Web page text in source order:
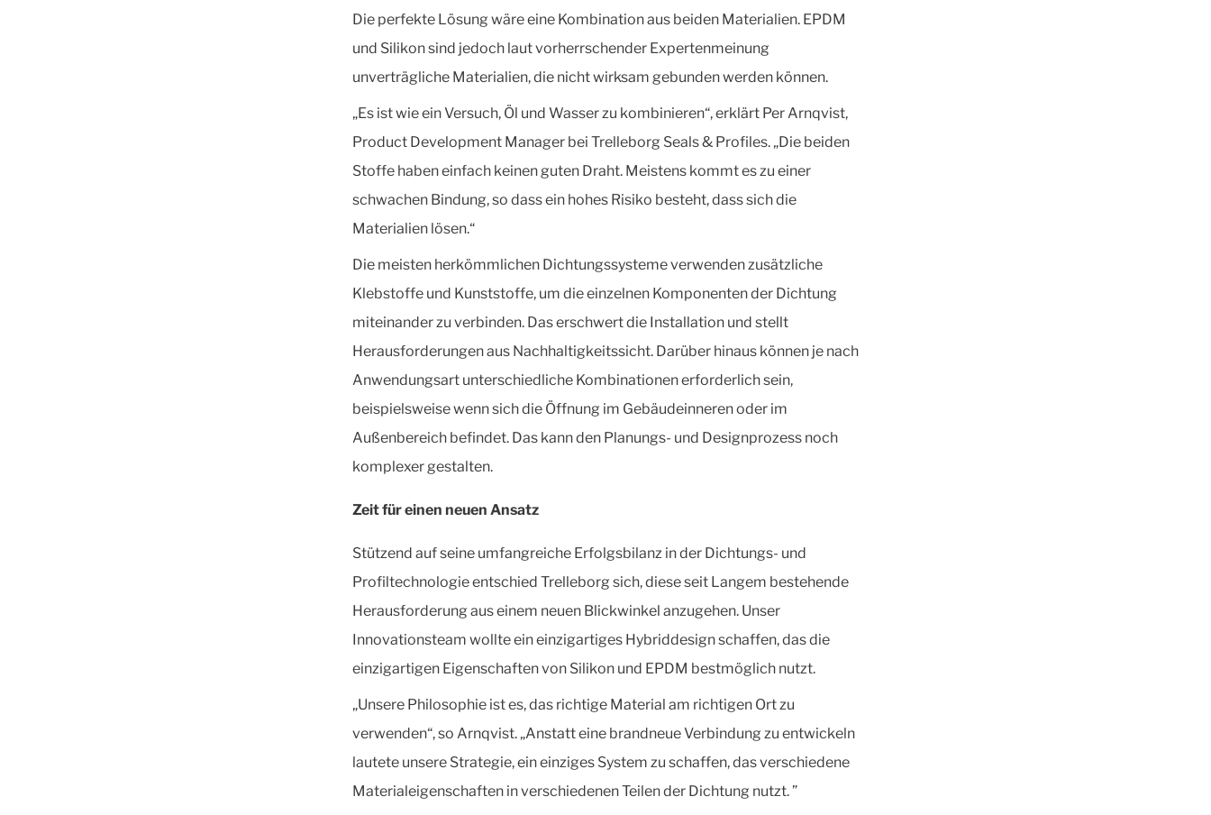
Die perfekte Lösung wäre eine Kombination aus beiden Materialien. EPDM
und Silikon sind jedoch laut vorherrschender Expertenmeinung
unverträgliche Materialien, die nicht wirksam gebunden werden können.
„Es ist wie ein Versuch, Öl und Wasser zu kombinieren“, erklärt Per Arnqvist,
Product Development Manager bei Trelleborg Seals & Profiles. „Die beiden
Stoffe haben einfach keinen guten Draht. Meistens kommt es zu einer
schwachen Bindung, so dass ein hohes Risiko besteht, dass sich die
Materialien lösen.“
Die meisten herkömmlichen Dichtungssysteme verwenden zusätzliche
Klebstoffe und Kunststoffe, um die einzelnen Komponenten der Dichtung
miteinander zu verbinden. Das erschwert die Installation und stellt
Herausforderungen aus Nachhaltigkeitssicht. Darüber hinaus können je nach
Anwendungsart unterschiedliche Kombinationen erforderlich sein,
beispielsweise wenn sich die Öffnung im Gebäudeinneren oder im
Außenbereich befindet. Das kann den Planungs- und Designprozess noch
komplexer gestalten.
Zeit für einen neuen Ansatz
Stützend auf seine umfangreiche Erfolgsbilanz in der Dichtungs- und
Profiltechnologie entschied Trelleborg sich, diese seit Langem bestehende
Herausforderung aus einem neuen Blickwinkel anzugehen. Unser
Innovationsteam wollte ein einzigartiges Hybriddesign schaffen, das die
einzigartigen Eigenschaften von Silikon und EPDM bestmöglich nutzt.
„Unsere Philosophie ist es, das richtige Material am richtigen Ort zu
verwenden“, so Arnqvist. „Anstatt eine brandneue Verbindung zu entwickeln
lautete unsere Strategie, ein einziges System zu schaffen, das verschiedene
Materialeigenschaften in verschiedenen Teilen der Dichtung nutzt. ”